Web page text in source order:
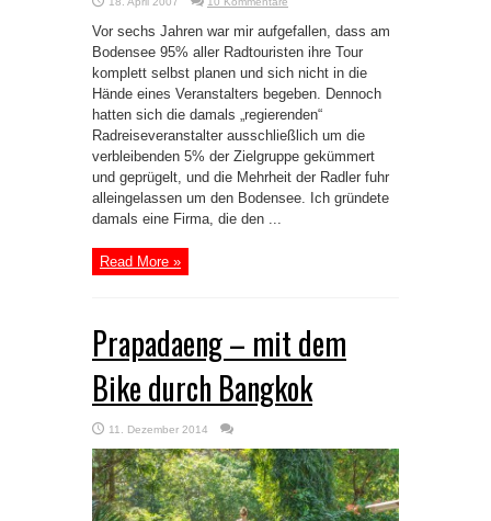
Vor sechs Jahren war mir aufgefallen, dass am
Bodensee 95% aller Radtouristen ihre Tour
komplett selbst planen und sich nicht in die
Hände eines Veranstalters begeben. Dennoch
hatten sich die damals „regierenden“
Radreiseveranstalter ausschließlich um die
verbleibenden 5% der Zielgruppe gekümmert
und geprügelt, und die Mehrheit der Radler fuhr
alleingelassen um den Bodensee. Ich gründete
damals eine Firma, die den ...
Read More »
Prapadaeng – mit dem
Bike durch Bangkok
11. Dezember 2014